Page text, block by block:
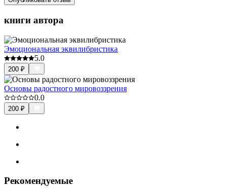
книги автора
Эмоциональная эквилибристика
5.0
200 ₽
Основы радостного мировоззрения
0.0
200 ₽
Рекомендуемые